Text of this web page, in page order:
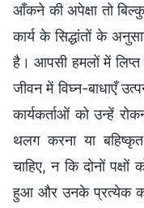
आँकने की अपेक्षा तो
कार्य के सिद्धांतों के
है। आपसी हमलों में लिप्त
जीवन में विघ्न-बाधाएँ
कार्यकर्ताओं को उन्हें
थलग करना या
चाहिए, न कि दोनों
हुआ और उनके प्रत्येक